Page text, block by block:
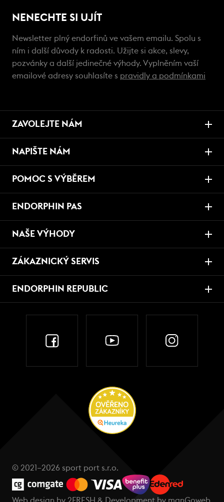
NENECHTE SI UJÍT
Newsletter plný endorfinů ve vašem emailu. Spolu s
ním i další důvody k radosti. Užijte si akce, slevy,
pozvánky a další jedinečné výhody. Vyplněním vaší
emailové adresy souhlasíte s pravidly a podmínkami
ZAVOLEJTE NÁM
NAPIŠTE NÁM
POMOC S VÝBĚREM
ENDORPHIN PAS
NAŠE VÝHODY
ZÁKAZNICKÝ SERVIS
ENDORPHIN REPUBLIC
© 2021–2026 sport port s.r.o.